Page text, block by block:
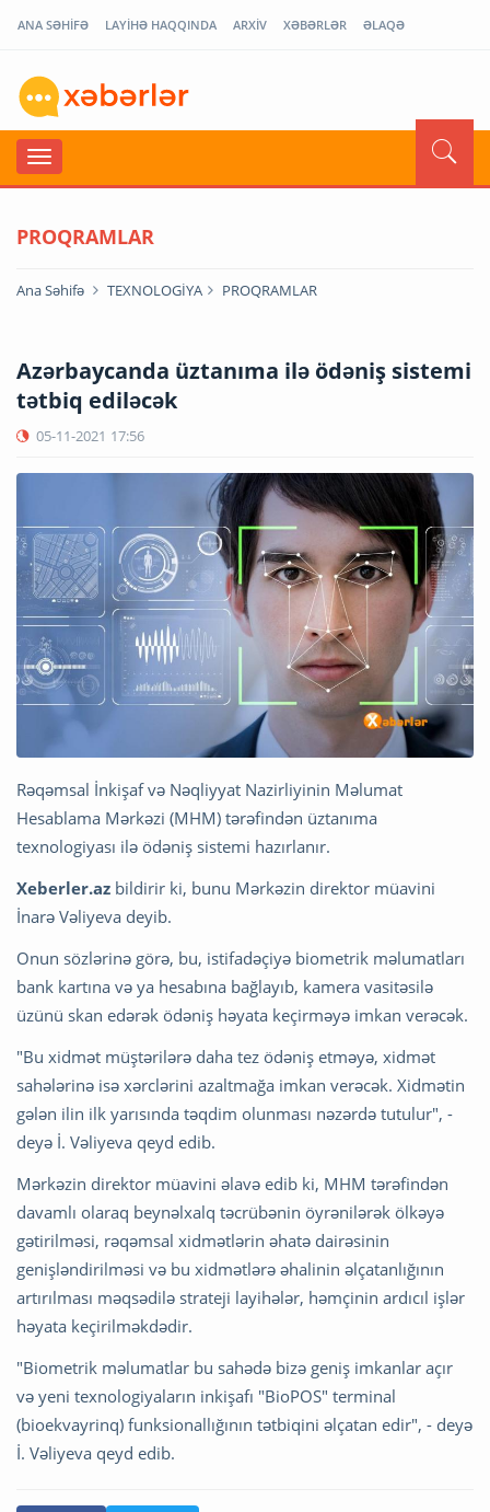
ANA SƏHİFƏ LAYİHƏ HAQQINDA ARXİV XƏBƏRLƏR ƏLAQƏ
PROQRAMLAR
Ana Səhifə TEXNOLOGİYA PROQRAMLAR
Azərbaycanda üztanıma ilə ödəniş sistemi
tətbiq ediləcək
05-11-2021 17:56
Rəqəmsal İnkişaf və Nəqliyyat Nazirliyinin Məlumat
Hesablama Mərkəzi (MHM) tərəfindən üztanıma
texnologiyası ilə ödəniş sistemi hazırlanır.
Xeberler.az bildirir ki, bunu Mərkəzin direktor müavini
İnarə Vəliyeva deyib.
Onun sözlərinə görə, bu, istifadəçiyə biometrik məlumatları
bank kartına və ya hesabına bağlayıb, kamera vasitəsilə
üzünü skan edərək ödəniş həyata keçirməyə imkan verəcək.
"Bu xidmət müştərilərə daha tez ödəniş etməyə, xidmət
sahələrinə isə xərclərini azaltmağa imkan verəcək. Xidmətin
gələn ilin ilk yarısında təqdim olunması nəzərdə tutulur", -
deyə İ. Vəliyeva qeyd edib.
Mərkəzin direktor müavini əlavə edib ki, MHM tərəfindən
davamlı olaraq beynəlxalq təcrübənin öyrənilərək ölkəyə
gətirilməsi, rəqəmsal xidmətlərin əhatə dairəsinin
genişləndirilməsi və bu xidmətlərə əhalinin əlçatanlığının
artırılması məqsədilə strateji layihələr, həmçinin ardıcıl işlər
həyata keçirilməkdədir.
"Biometrik məlumatlar bu sahədə bizə geniş imkanlar açır
və yeni texnologiyaların inkişafı "BioPOS" terminal
(bioekvayrinq) funksionallığının tətbiqini əlçatan edir", - deyə
İ. Vəliyeva qeyd edib.